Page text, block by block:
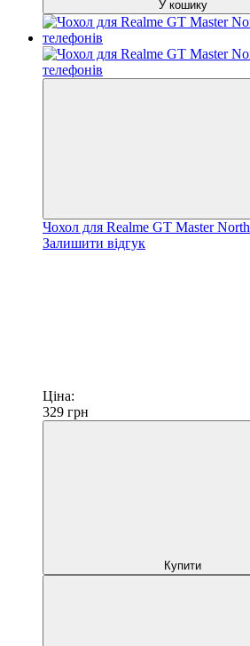
У кошику
Чохол для Realme GT Master North
Залишити відгук
Ціна:
329 грн
Купити